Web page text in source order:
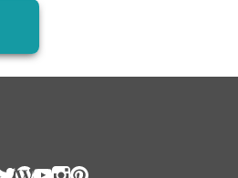
un nouvel onglet